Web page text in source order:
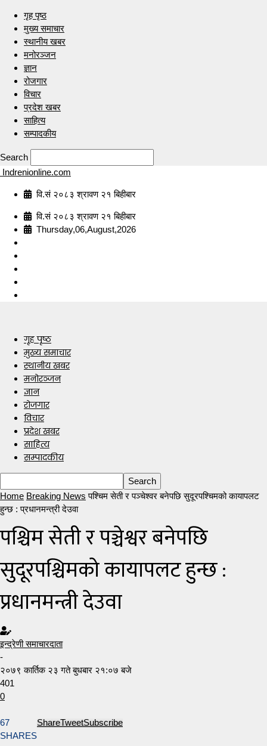
गृह पृष्ठ
मुख्य समाचार
स्थानीय खबर
मनोरञ्जन
ज्ञान
रोजगार
विचार
प्रदेश खबर
साहित्य
सम्पादकीय
Search
Indrenionline.com
वि.सं २०८३ श्रावण २१ बिहीबार
वि.सं २०८३ श्रावण २१ बिहीबार
Thursday,06,August,2026
गृह पृष्ठ
मुख्य समाचार
स्थानीय खबर
मनोरञ्जन
ज्ञान
रोजगार
विचार
प्रदेश खबर
साहित्य
सम्पादकीय
Home Breaking News पश्चिम सेती र पञ्चेश्वर बनेपछि सुदूरपश्चिमको कायापलट
हुन्छ : प्रधानमन्त्री देउवा
पश्चिम सेती र पञ्चेश्वर बनेपछि
सुदूरपश्चिमको कायापलट हुन्छ :
प्रधानमन्त्री देउवा
इन्द्रेणी समाचारदाता
-
२०७९ कार्तिक २३ गते बुधबार २१:०७ बजे
401
0
67
SHARES
ShareTweetSubscribe